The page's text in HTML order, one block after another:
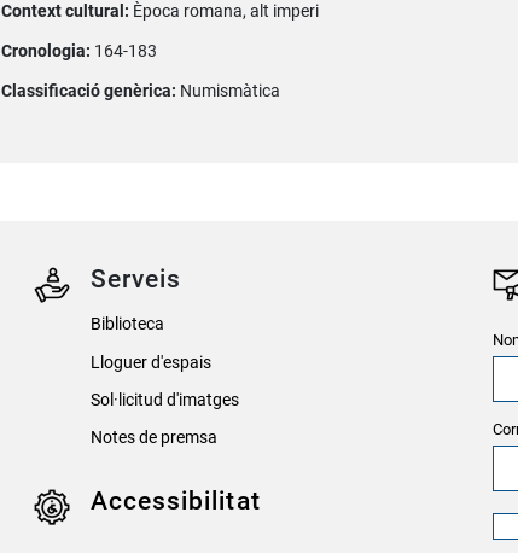
Context cultural: Època romana, alt imperi
Cronologia: 164-183
Classificació genèrica: Numismàtica
Serveis
Biblioteca
Lloguer d'espais
Sol·licitud d'imatges
Notes de premsa
Accessibilitat